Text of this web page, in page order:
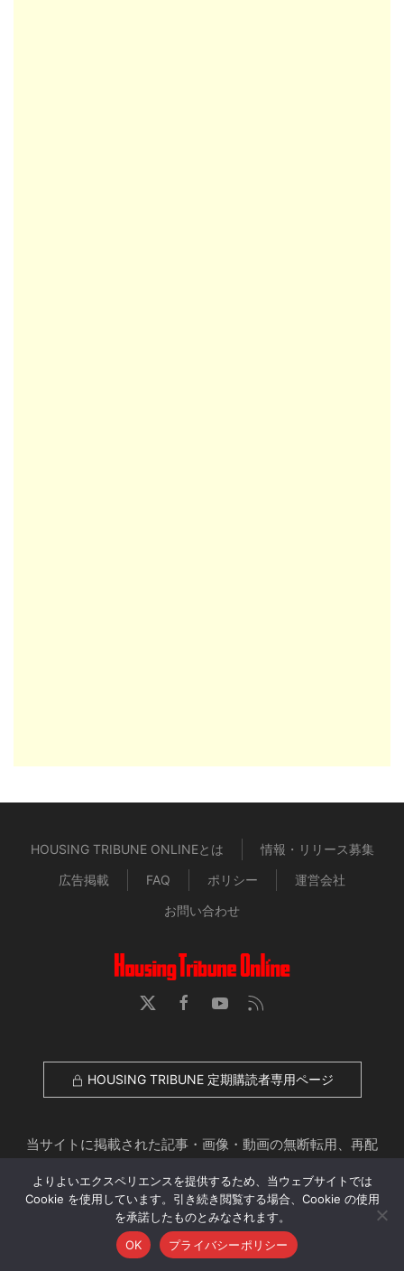
HOUSING TRIBUNE ONLINEとは
情報・リリース募集
広告掲載
FAQ ポリシー
運営会社
お問い合わせ
HOUSING TRIBUNE 定期購読者専用ページ
当サイトに掲載された記事・画像・動画の無断転用、再配
© 2026 Housing Tribune Online. All Rights Reserved.
よりよいエクスペリエンスを提供するため、当ウェブサイトでは
Cookie を使用しています。引き続き閲覧する場合、Cookie の使用
を承諾したものとみなされます。
OK
プライバシーポリシー